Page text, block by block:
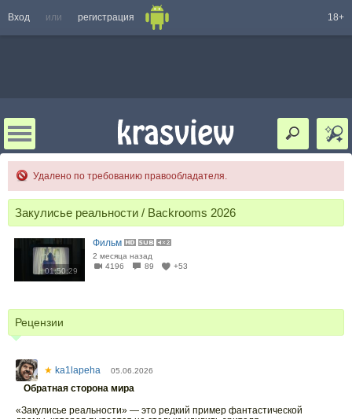
Вход или регистрация 18+
Удалено по требованию правообладателя.
Закулисье реальности / Backrooms 2026
01:50:29
Фильм
2 месяца назад
4196
89 +53
Рецензии
★ ka1lapeha 05.06.2026
Обратная сторона мира
«Закулисье реальности» — это редкий пример фантастической